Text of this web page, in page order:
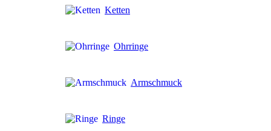
Ketten
Ohrringe
Armschmuck
Ringe